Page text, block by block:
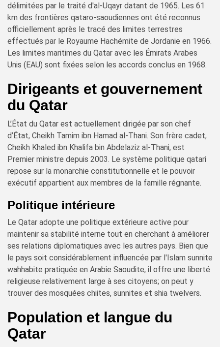
délimitées par le traité d'al-Uqayr datant de 1965. Les 61
km des frontières qataro-saoudiennes ont été reconnus
officiellement après le tracé des limites terrestres
effectués par le Royaume Hachémite de Jordanie en 1966.
Les limites maritimes du Qatar avec les Émirats Arabes
Unis (EAU) sont fixées selon les accords conclus en 1968.
Dirigeants et gouvernement
du Qatar
L’État du Qatar est actuellement dirigée par son chef
d’État, Cheikh Tamim ibn Hamad al-Thani. Son frère cadet,
Cheikh Khaled ibn Khalifa bin Abdelaziz al-Thani, est
Premier ministre depuis 2003. Le système politique qatari
repose sur la monarchie constitutionnelle et le pouvoir
exécutif appartient aux membres de la famille régnante.
Politique intérieure
Le Qatar adopte une politique extérieure active pour
maintenir sa stabilité interne tout en cherchant à améliorer
ses relations diplomatiques avec les autres pays. Bien que
le pays soit considérablement influencée par l'Islam sunnite
wahhabite pratiquée en Arabie Saoudite, il offre une liberté
religieuse relativement large à ses citoyens; on peut y
trouver des mosquées chiites, sunnites et shia twelvers.
Population et langue du
Qatar